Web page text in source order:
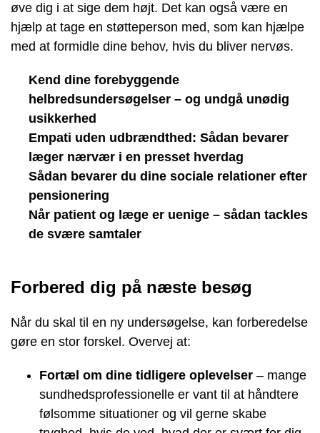
øve dig i at sige dem højt. Det kan også være en
hjælp at tage en støtteperson med, som kan hjælpe
med at formidle dine behov, hvis du bliver nervøs.
Kend dine forebyggende
helbredsundersøgelser – og undgå unødig
usikkerhed
Empati uden udbrændthed: Sådan bevarer
læger nærvær i en presset hverdag
Sådan bevarer du dine sociale relationer efter
pensionering
Når patient og læge er uenige – sådan tackles
de svære samtaler
Forbered dig på næste besøg
Når du skal til en ny undersøgelse, kan forberedelse
gøre en stor forskel. Overvej at:
Fortæl om dine tidligere oplevelser – mange
sundhedsprofessionelle er vant til at håndtere
følsomme situationer og vil gerne skabe